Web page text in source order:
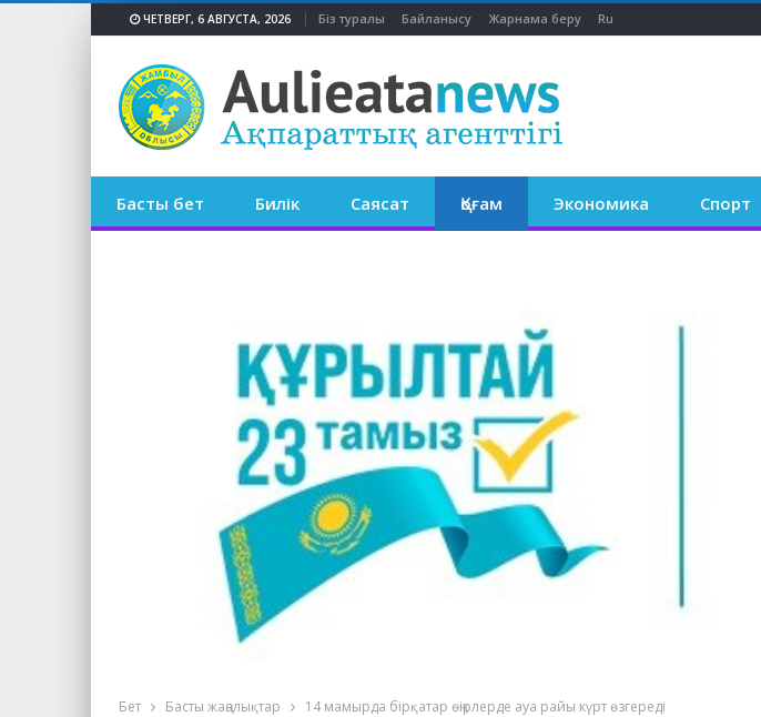
ЧЕТВЕРГ, 6 АВГУСТА, 2026 Біз туралы Байланысу Жарнама беру Ru
Басты бет Билік Саясат Қоғам Экономика Спорт
Бет Басты жаңалықтар 14 мамырда бірқатар өңірлерде ауа райы күрт өзгереді